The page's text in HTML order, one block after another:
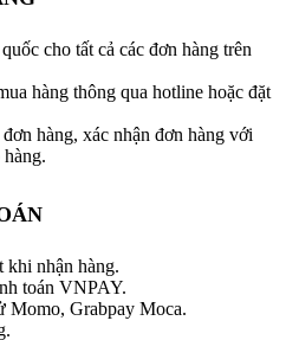
cho tất cả các đơn hàng trên
hàng thông qua hotline hoặc đặt
hàng, xác nhận đơn hàng với
khi nhận hàng.
toán VNPAY.
Momo, Grabpay Moca.